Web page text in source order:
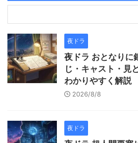
夜ドラ
夜ドラ おとなりに
じ・キャスト・見
わかりやすく解説
2026/8/8
夜ドラ